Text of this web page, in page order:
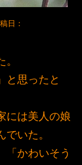
日：
と思ったと
には美人の娘
いた。
「かわいそう